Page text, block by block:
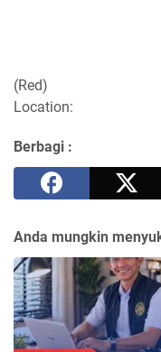
(Red)
Location:
Berbagi :
Anda mungkin